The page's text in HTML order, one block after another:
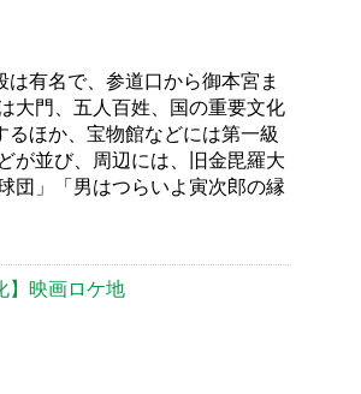
有名で、参道口から御本宮ま
大門、五人百姓、国の重要文化
ほか、宝物館などには第一級
が並び、周辺には、旧金毘羅大
団」「男はつらいよ寅次郎の縁
】映画ロケ地